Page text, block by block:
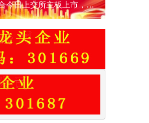
道生天合今日上交所主板上市，先进复材系统领跑者